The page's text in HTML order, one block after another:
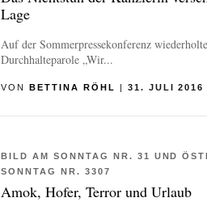
Lage
Auf der Sommerpressekonferenz
Durchhalteparole „Wir...
VON BETTINA RÖHL | 31. JULI 2016
BILD AM SONNTAG NR. 31 UND
SONNTAG NR. 3307
Amok, Hofer, Terror und Urlaub